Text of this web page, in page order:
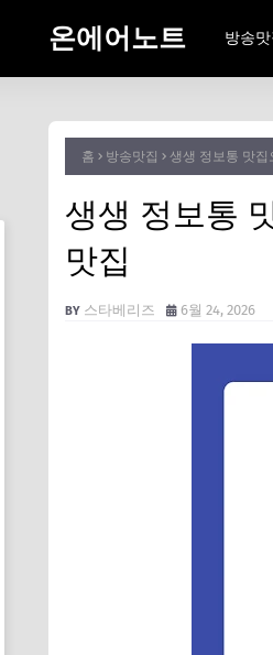
온에어노트 방송맛
홈 방송맛집 생생 정보통 맛집
생생 정보통
맛집
스타베리즈 6월 24, 2026